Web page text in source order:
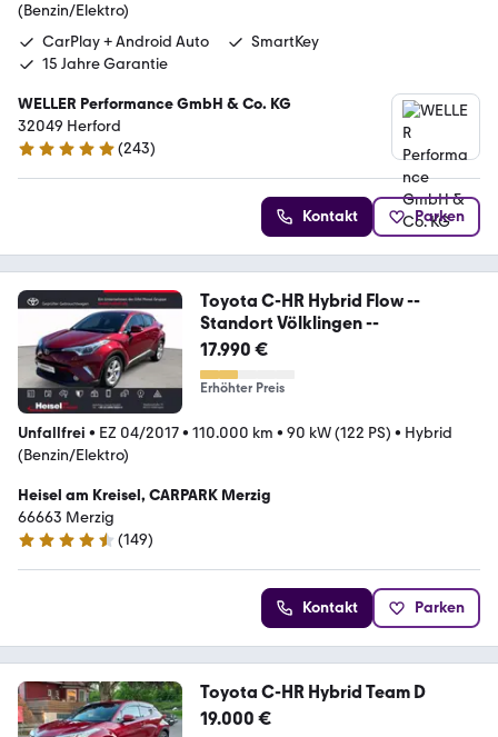
(Benzin/Elektro)
CarPlay + Android Auto
SmartKey
15 Jahre Garantie
WELLER Performance GmbH & Co. KG
32049 Herford
4.8 Sterne
(243)
Kontakt Parken
Toyota C-HR Hybrid Flow --
Standort Völklingen --
17.990 €
Erhöhter Preis
Unfallfrei • EZ 04/2017• 110.000 km • 90 kW (122 PS) • Hybrid
(Benzin/Elektro)
Heisel am Kreisel, CARPARK Merzig
66663 Merzig
4.7 Sterne
(149)
Kontakt Parken
Toyota C-HR Hybrid Team D
19.000 €